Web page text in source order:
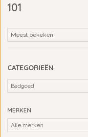
101
CATEGORIEËN
MERKEN